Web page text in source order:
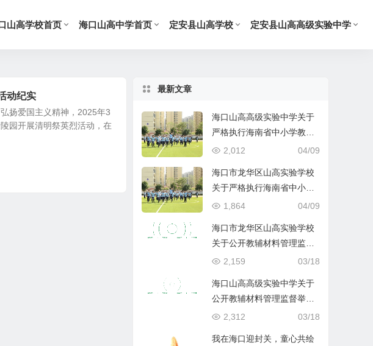
山高学校首页 海口山高中学首页 定安县山高学校 定安县山高高级实验中学
动纪实
爱国主义精神，2025年3
园开展清明祭英烈活动，在
最新文章
海口山高高级实验中学关于
严格执行海南省中小学教辅
材料管理 “十严禁” 规定的公
04/09
2,012
海口市龙华区山高实验学校
关于严格执行海南省中小学
教辅材料管理 “十严禁” 规定
04/09
1,864
海口市龙华区山高实验学校
关于公开教辅材料管理监督
举报渠道的公示
03/18
2,159
海口山高高级实验中学关于
公开教辅材料管理监督举报
渠道的公示
03/18
2,312
我在海口迎封关，童心共绘